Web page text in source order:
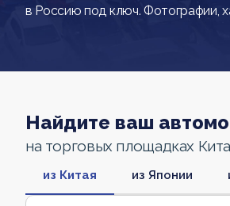
в Россию под ключ. Фотографии,
Найдите ваш
на торговых площадках
из Китая из Японии